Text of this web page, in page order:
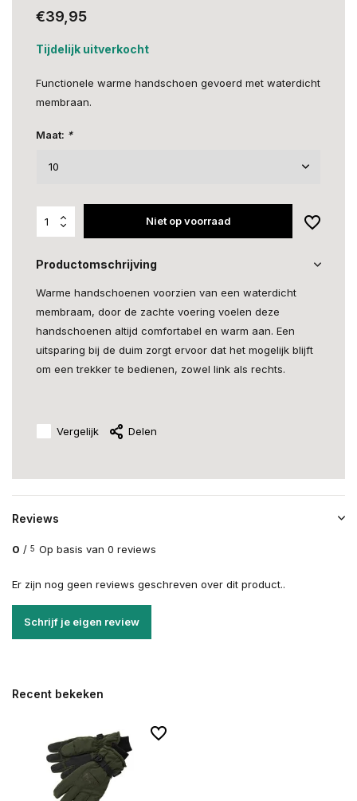
€39,95
Tijdelijk uitverkocht
Functionele warme handschoen gevoerd met waterdicht
membraan.
Maat: *
Niet op voorraad
Productomschrijving
Warme handschoenen voorzien van een waterdicht
membraam, door de zachte voering voelen deze
handschoenen altijd comfortabel en warm aan. Een
uitsparing bij de duim zorgt ervoor dat het mogelijk blijft
om een trekker te bedienen, zowel link als rechts.
Vergelijk Delen
Reviews
0 / 5 Op basis van 0 reviews
Er zijn nog geen reviews geschreven over dit product..
Schrijf je eigen review
Recent bekeken